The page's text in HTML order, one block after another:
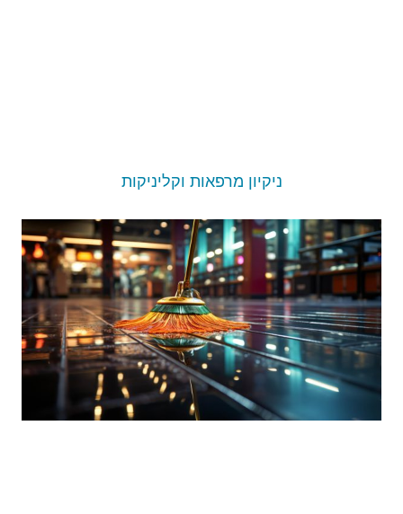
ניקיון מרפאות וקליניקות